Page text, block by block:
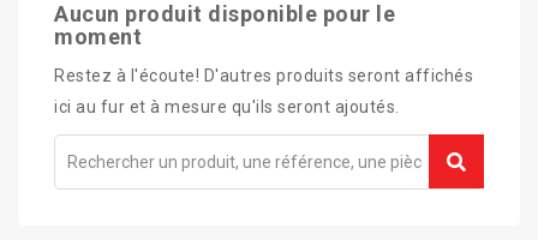
Aucun produit disponible pour le
moment
Restez à l'écoute! D'autres produits seront affichés
ici au fur et à mesure qu'ils seront ajoutés.